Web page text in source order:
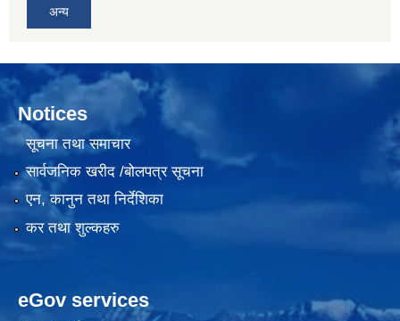
अन्य
Notices
सूचना तथा समाचार
सार्वजनिक खरीद /बोलपत्र सूचना
एन, कानुन तथा निर्देशिका
कर तथा शुल्कहरु
eGov services